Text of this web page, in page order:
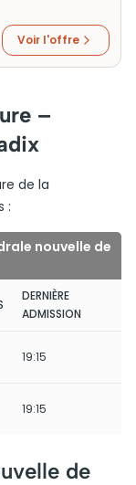
Voir l'offre
–
de la
:
nouvelle de
DERNIÈRE
ADMISSION
19:15
19:15
de